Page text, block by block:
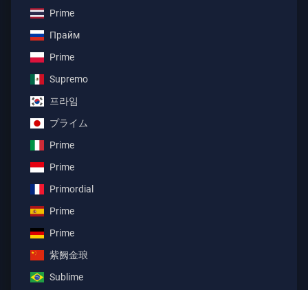
Prime
Прайм
Prime
Supremo
프라임
プライム
Prime
Prime
Primordial
Prime
Prime
紫阙金琅
Sublime